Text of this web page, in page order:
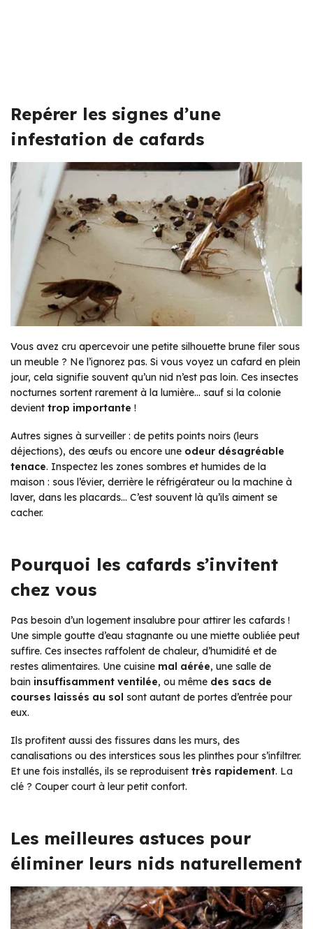
Repérer les signes d’une
infestation de cafards
Vous avez cru apercevoir une petite silhouette brune filer sous
un meuble ? Ne l’ignorez pas. Si vous voyez un cafard en plein
jour, cela signifie souvent qu’un nid n’est pas loin. Ces insectes
nocturnes sortent rarement à la lumière… sauf si la colonie
devient trop importante !
Autres signes à surveiller : de petits points noirs (leurs
déjections), des œufs ou encore une odeur désagréable
tenace. Inspectez les zones sombres et humides de la
maison : sous l’évier, derrière le réfrigérateur ou la machine à
laver, dans les placards… C’est souvent là qu’ils aiment se
cacher.
Pourquoi les cafards s’invitent
chez vous
Pas besoin d’un logement insalubre pour attirer les cafards !
Une simple goutte d’eau stagnante ou une miette oubliée peut
suffire. Ces insectes raffolent de chaleur, d’humidité et de
restes alimentaires. Une cuisine mal aérée, une salle de
bain insuffisamment ventilée, ou même des sacs de
courses laissés au sol sont autant de portes d’entrée pour
eux.
Ils profitent aussi des fissures dans les murs, des
canalisations ou des interstices sous les plinthes pour s’infiltrer.
Et une fois installés, ils se reproduisent très rapidement. La
clé ? Couper court à leur petit confort.
Les meilleures astuces pour
éliminer leurs nids naturellement